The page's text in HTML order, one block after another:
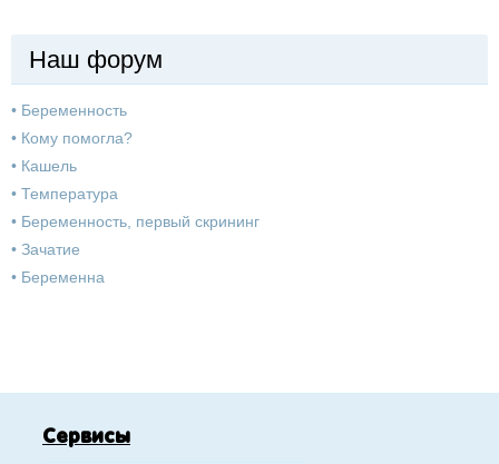
Наш форум
• Беременность
• Кому помогла?
• Кашель
• Температура
• Беременность, первый скрининг
• Зачатие
• Беременна
Сервисы